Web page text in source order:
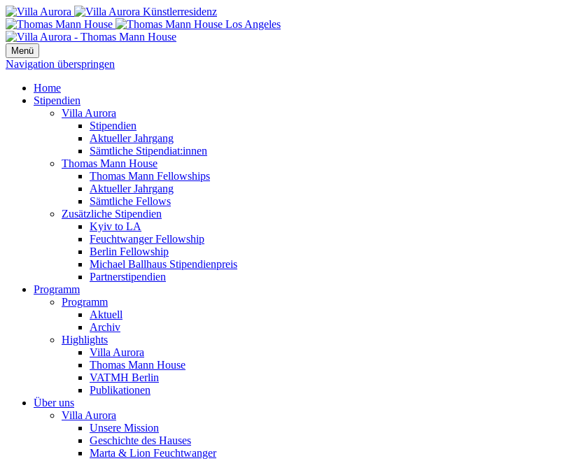
Menü
Navigation überspringen
Home
Stipendien
Villa Aurora
Stipendien
Aktueller Jahrgang
Sämtliche Stipendiat:innen
Thomas Mann House
Thomas Mann Fellowships
Aktueller Jahrgang
Sämtliche Fellows
Zusätzliche Stipendien
Kyiv to LA
Feuchtwanger Fellowship
Berlin Fellowship
Michael Ballhaus Stipendienpreis
Partnerstipendien
Programm
Programm
Aktuell
Archiv
Highlights
Villa Aurora
Thomas Mann House
VATMH Berlin
Publikationen
Über uns
Villa Aurora
Unsere Mission
Geschichte des Hauses
Marta & Lion Feuchtwanger